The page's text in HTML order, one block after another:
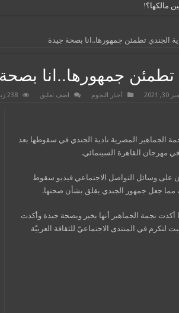
مالكها؟!
الجندي تطمئن جمهورها..انا بصحة جيدة
تطمئن جمهورها..انا
2021 أخبار النجوم اضف تعليق 238 زيارة
الجماهير المصرية نادية الجندي في سقوطها بعد
مهرجان القاهرة السينمائي.
على وسائل التواصل الاجتماعي فيديو سقوط
مما جعل جمهور الجندي يقلق بشأن صحتها.
أكدت نجمة الجماهير أنها بخير وبصحة جيدة وأكدت
لتكرم في المنتدى الاجتماعيّ للثقافة العربيّة